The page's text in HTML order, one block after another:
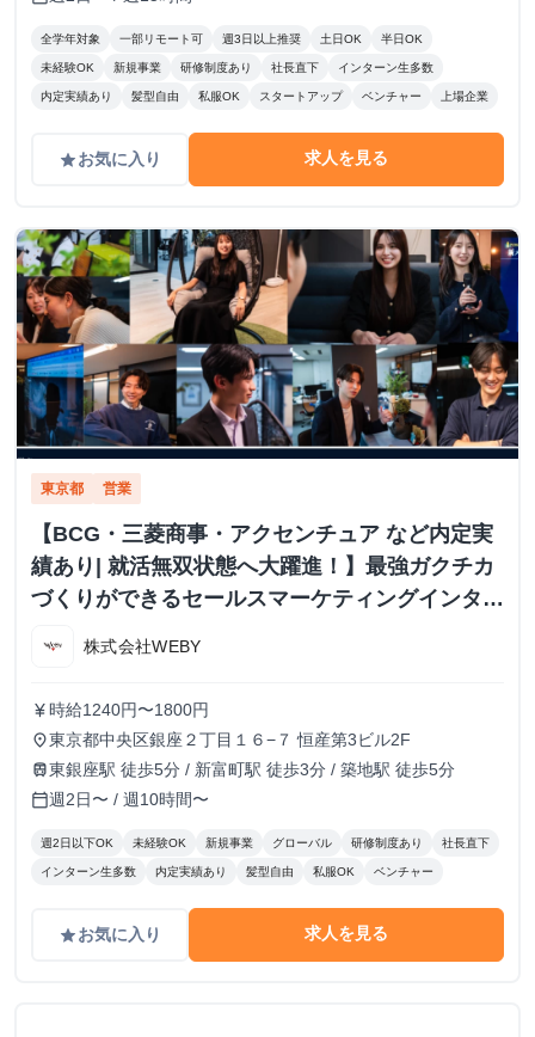
全学年対象 一部リモート可 週3日以上推奨 土日OK 半日OK
未経験OK 新規事業 研修制度あり 社長直下 インターン生多数
内定実績あり 髪型自由 私服OK スタートアップ ベンチャー 上場企業
gradeお気に入り 求人を見る
東京都 営業
【BCG・三菱商事・アクセンチュア など内定実
績あり| 就活無双状態へ大躍進！】最強ガクチカ
づくりができるセールスマーケティングインター
株式会社WEBY
currency_yen 時給1240円〜1800円
place東京都中央区銀座２丁目１６−７ 恒産第3ビル2F
train東銀座駅 徒歩5分 / 新富町駅 徒歩3分 / 築地駅 徒歩5分
calendar_today週2日〜 / 週10時間〜
週2日以下OK 未経験OK 新規事業 グローバル 研修制度あり 社長直下
インターン生多数 内定実績あり 髪型自由 私服OK ベンチャー
gradeお気に入り 求人を見る